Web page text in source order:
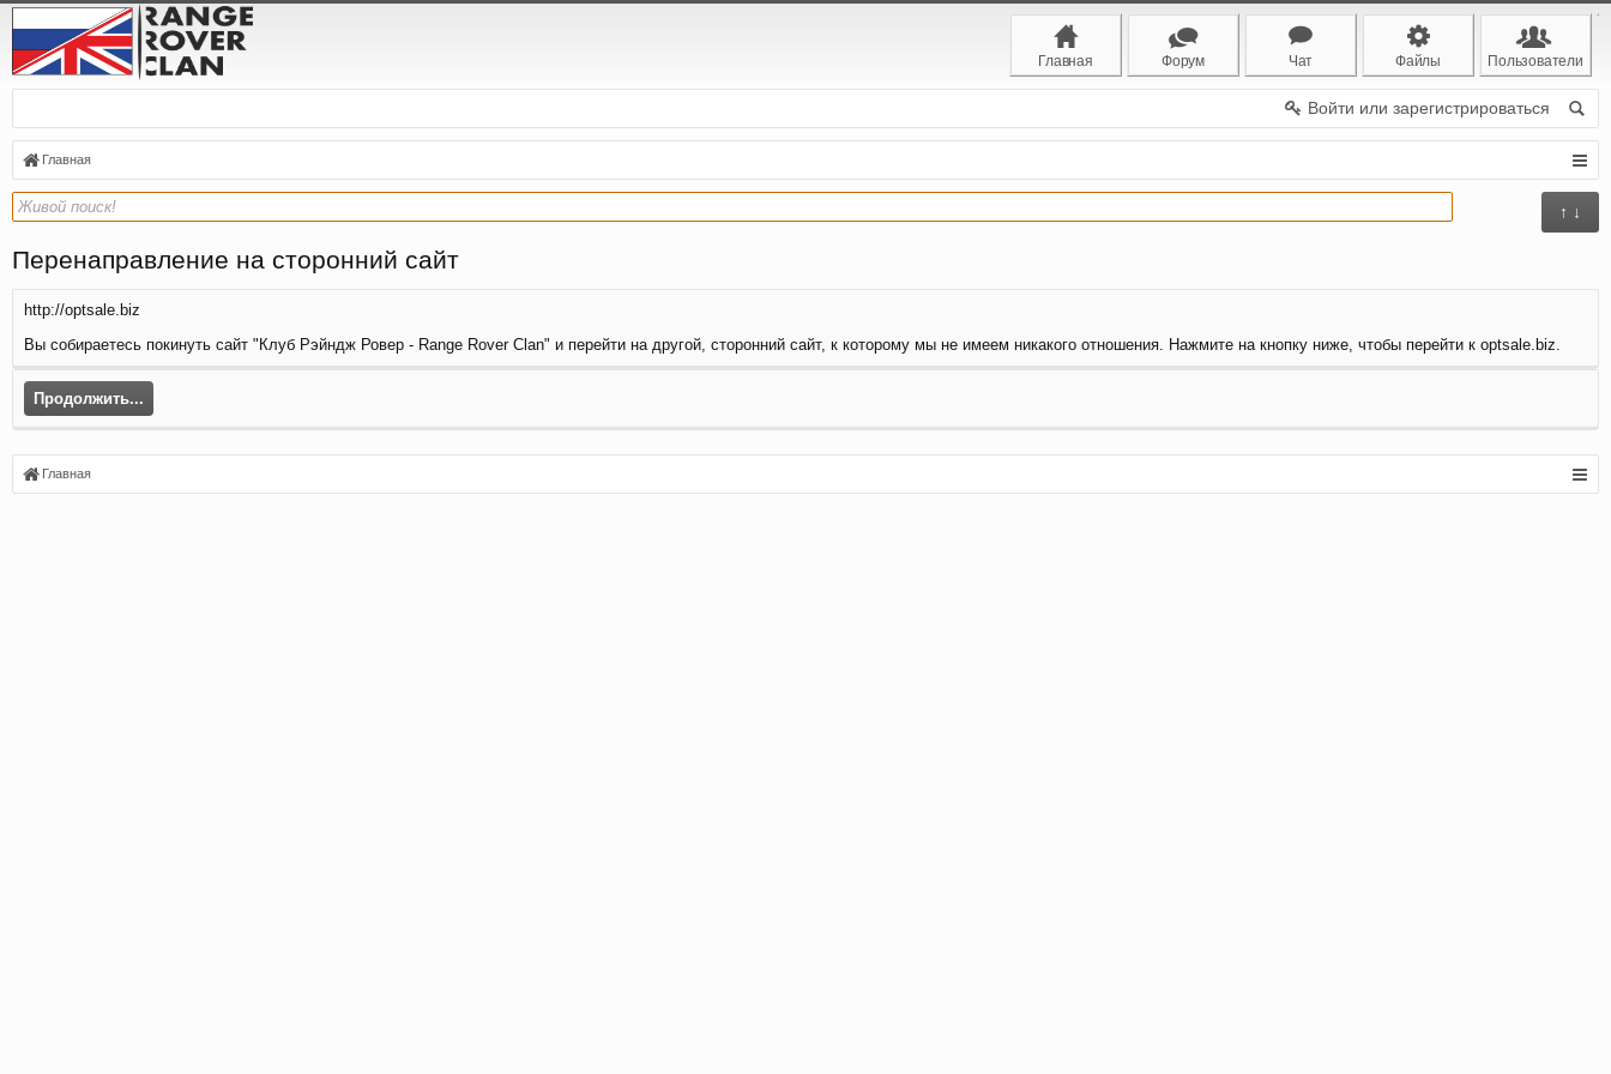
Главная Форум Чат Файлы Пользователи
Войти или зарегистрироваться
Главная
↑ ↓
Перенаправление на сторонний сайт
http://optsale.biz
Вы собираетесь покинуть сайт "Клуб Рэйндж Ровер - Range Rover Clan" и перейти на другой, сторонний сайт, к которому мы не имеем никакого отношения. Нажмите на кнопку ниже, чтобы перейти к optsale.biz.
Продолжить...
Главная